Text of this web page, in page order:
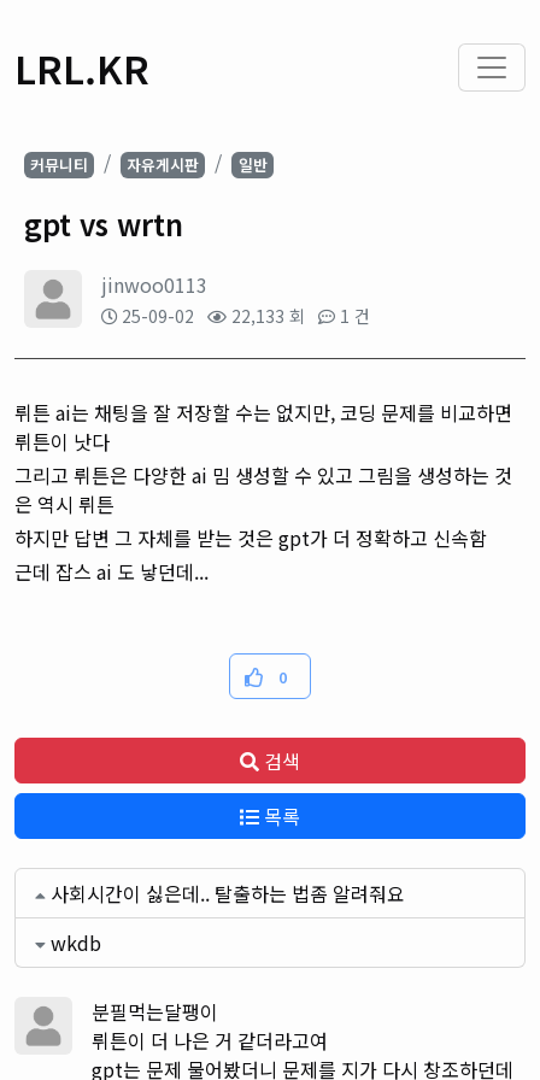
LRL.KR
커뮤니티 자유게시판 일반
gpt vs wrtn
jinwoo0113
25-09-02 22,133 회 1 건
뤼튼 ai는 채팅을 잘 저장할 수는 없지만, 코딩 문제를 비교하면
뤼튼이 낫다
그리고 뤼튼은 다양한 ai 밈 생성할 수 있고 그림을 생성하는 것
은 역시 뤼튼
하지만 답변 그 자체를 받는 것은 gpt가 더 정확하고 신속함
근데 잡스 ai 도 낳던데...
0
검색
목록
사회시간이 싫은데.. 탈출하는 법좀 알려줘요
wkdb
분필먹는달팽이
뤼튼이 더 나은 거 같더라고여
gpt는 문제 물어봤더니 문제를 지가 다시 창조하던데